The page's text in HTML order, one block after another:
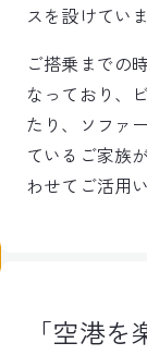
スを設けていま
ご搭乗までの
なっており、
たり、ソファ
ているご家族
わせてご活用
「空港